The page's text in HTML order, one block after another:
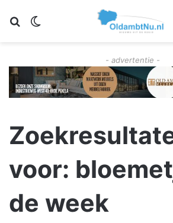
Zoeken
- advertentie -
voor:
de week